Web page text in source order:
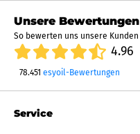
Unsere Bewertungen
So bewerten uns unsere Kunden
4.96
78.451 esyoil-Bewertungen
Service